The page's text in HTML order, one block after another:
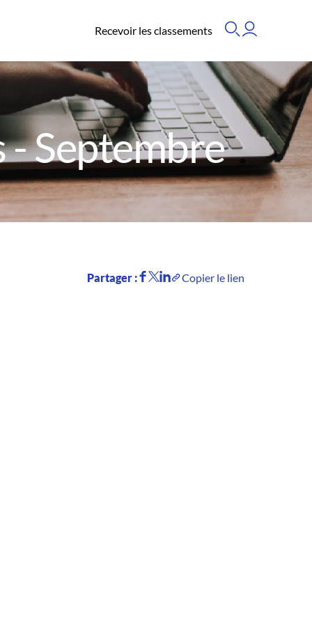
Recevoir les classements
- Septembre
Partager : Copier le lien